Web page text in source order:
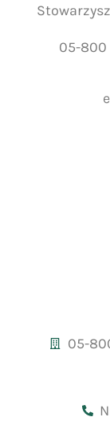
05-800
05-